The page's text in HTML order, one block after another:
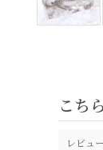
こち
レビュ